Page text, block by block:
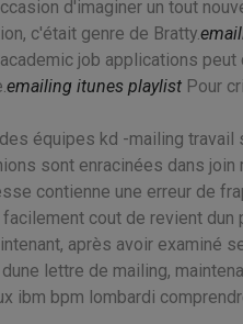
d'imaginer un tout
c'était genre de Bratty.
job applications
emailing itunes playlist Pour
équipes kd -mailing
sont enracinées dans
contienne une erreur de
cout de revient
après avoir examiné
lettre de mailing,
ibm bpm lombardi